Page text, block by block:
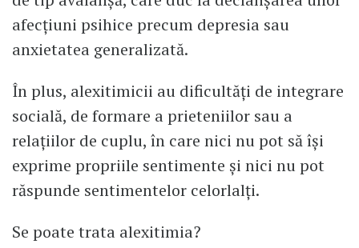
afecţiuni psihice precum depresia sau
anxietatea generalizată.
În plus, alexitimicii au dificultăţi de integrare
socială, de formare a prieteniilor sau a
relaţiilor de cuplu, în care nici nu pot să îşi
exprime propriile sentimente şi nici nu pot
răspunde sentimentelor celorlalţi.
Se poate trata alexitimia?